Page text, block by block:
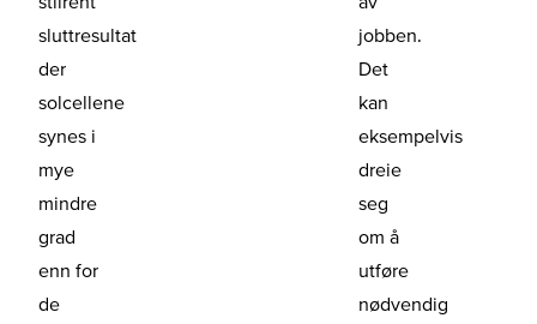
sluttresultat
der
solcellene
synes i
mye
mindre
grad
enn for
de
jobben.
Det
kan
eksempelvis
dreie
seg
om å
utføre
nødvendig